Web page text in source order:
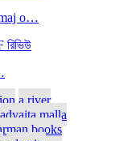
o…
a river
advaita malla
books